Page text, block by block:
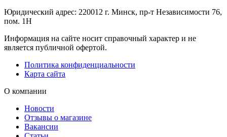
Юридический адрес: 220012 г. Минск, пр-т Независимости 76,
пом. 1Н
Информация на сайте носит справочный характер и не
является публичной офертой.
Политика конфиденциальности
Карта сайта
О компании
Новости
Отзывы о магазине
Вакансии